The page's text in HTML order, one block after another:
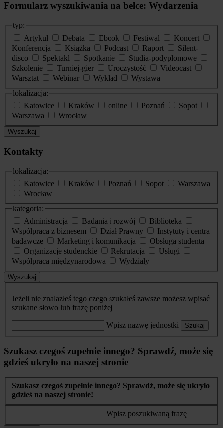
Formularz wyszukiwania na belce: Wydarzenia
typ:
Artykuł
Debata Ebook Festiwal
Koncert
Konferencja
Książka Podcast Raport
Silent-
disco
Spektakl Spotkanie
Studia-podyplomowe
Szkolenie
Turniej-gier Uroczystość
Videocast
Warsztat
Webinar Wykład
Wystawa
lokalizacja:
Katowice
Kraków online Poznań
Sopot
Warszawa
Wrocław
Wyszukaj
Kontakty
lokalizacja:
Katowice
Kraków Poznań Sopot
Warszawa
Wrocław
kategoria:
Administracja
Badania i rozwój
Biblioteka
Współpraca z biznesem
Dział Prawny
Instytuty i centra
badawcze
Marketing i komunikacja
Obsługa studenta
Organizacje studenckie
Rekrutacja
Usługi
Współpraca międzynarodowa
Wydziały
Wyszukaj
Jeżeli nie znalazłeś tego czego szukałeś zawsze możesz wpisać
szukane słowo lub frazę poniżej
Wpisz nazwę jednostki Szukaj
Szukasz czegoś zupełnie innego? Sprawdź, może się
gdzieś ukryło na naszej stronie
Szukasz czegoś zupełnie innego? Sprawdź, może się ukryło
gdzieś na naszej stronie!
Wpisz poszukiwaną frazę